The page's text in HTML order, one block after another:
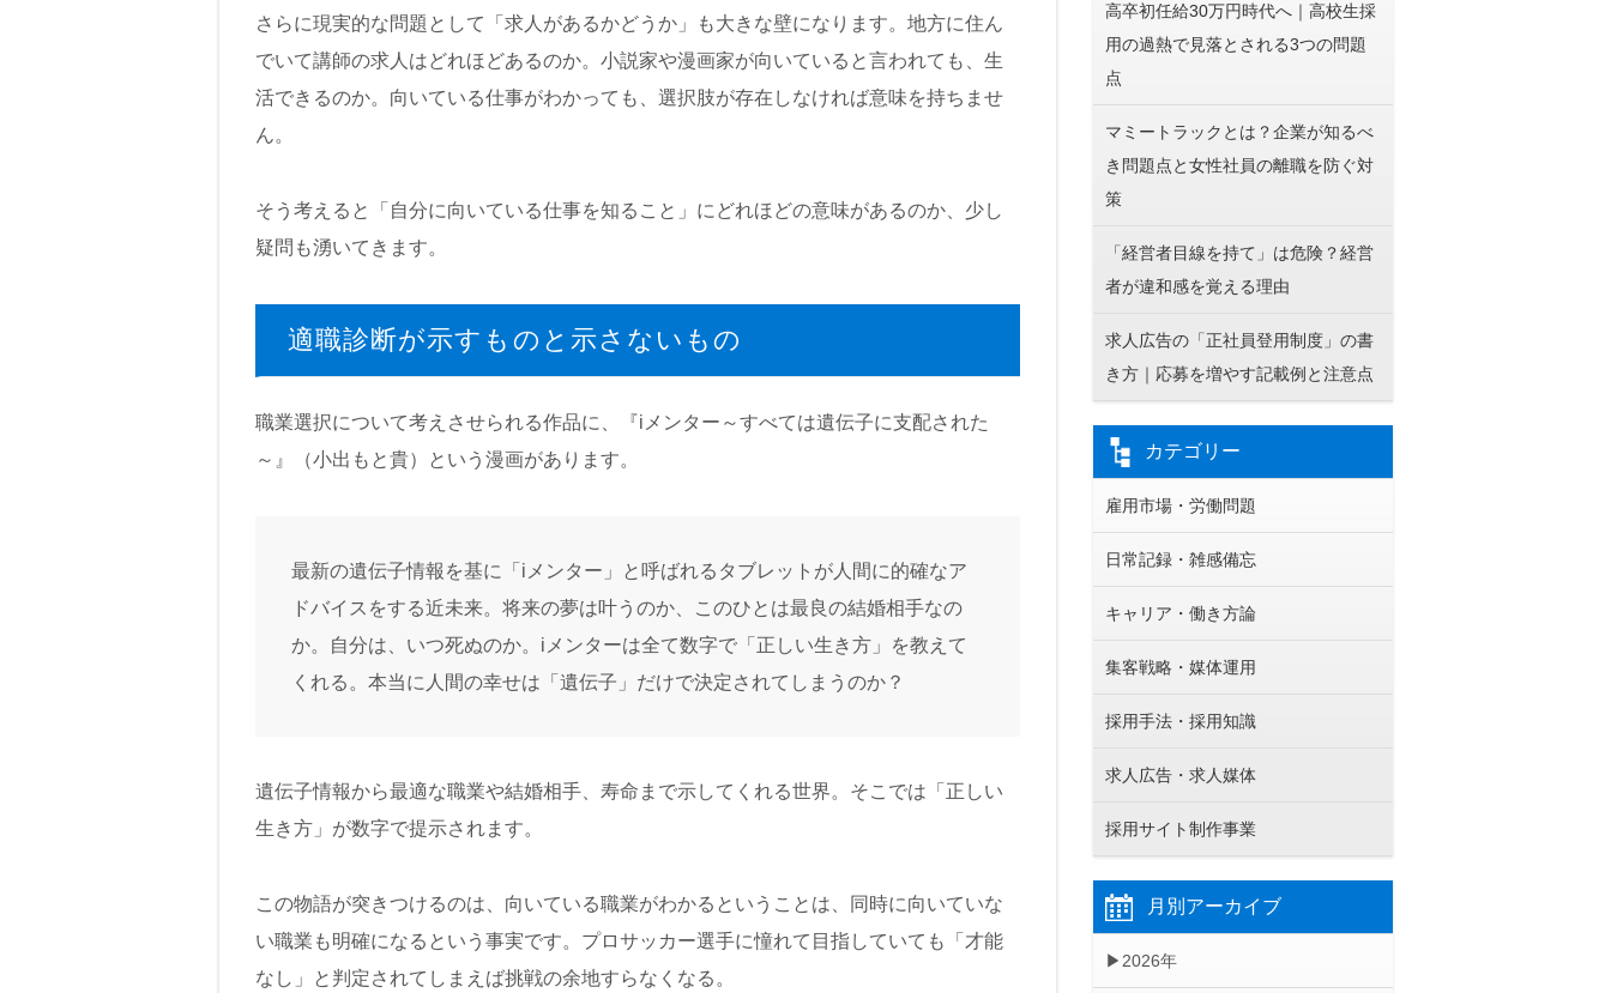
さらに現実的な問題として「求人があるかどうか」も大きな壁になります。地方に住ん
でいて講師の求人はどれほどあるのか。小説家や漫画家が向いていると言われても、生
活できるのか。向いている仕事がわかっても、選択肢が存在しなければ意味を持ちませ
ん。
そう考えると「自分に向いている仕事を知ること」にどれほどの意味があるのか、少し
疑問も湧いてきます。
適職診断が示すものと示さないもの
職業選択について考えさせられる作品に、『iメンター～すべては遺伝子に支配された
～』（小出もと貴）という漫画があります。
最新の遺伝子情報を基に「iメンター」と呼ばれるタブレットが人間に的確なア
ドバイスをする近未来。将来の夢は叶うのか、このひとは最良の結婚相手なの
か。自分は、いつ死ぬのか。iメンターは全て数字で「正しい生き方」を教えて
くれる。本当に人間の幸せは「遺伝子」だけで決定されてしまうのか？
遺伝子情報から最適な職業や結婚相手、寿命まで示してくれる世界。そこでは「正しい
生き方」が数字で提示されます。
この物語が突きつけるのは、向いている職業がわかるということは、同時に向いていな
い職業も明確になるという事実です。プロサッカー選手に憧れて目指していても「才能
なし」と判定されてしまえば挑戦の余地すらなくなる。
高卒初任給30万円時代へ｜高校生採
用の過熱で見落とされる3つの問題
点
マミートラックとは？企業が知るべ
き問題点と女性社員の離職を防ぐ対
策
「経営者目線を持て」は危険？経営
者が違和感を覚える理由
求人広告の「正社員登用制度」の書
き方｜応募を増やす記載例と注意点
カテゴリー
雇用市場・労働問題
日常記録・雑感備忘
キャリア・働き方論
集客戦略・媒体運用
採用手法・採用知識
求人広告・求人媒体
採用サイト制作事業
月別アーカイブ
2026年